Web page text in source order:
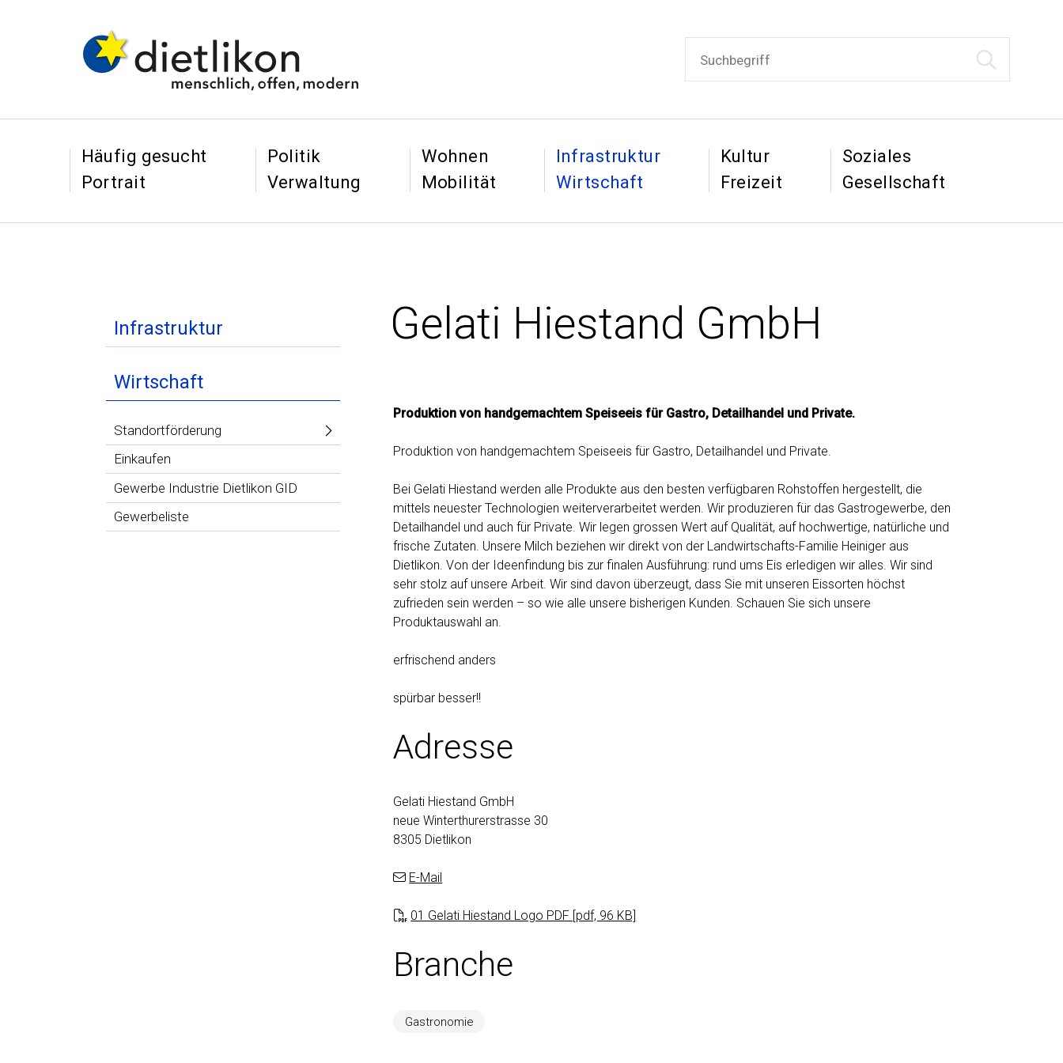
Navigieren in Dietlikon
Schnellnavigation
Suche starten
Hauptnavigation
Häufig gesucht
Portrait
Politik
Verwaltung
Wohnen
Mobilität
Infrastruktur&
Wirtschaft
Kultur&
Freizeit
Soziales
Gesellschaft
Inhaltsnavigation:
Infrastruktur
Wirtschaft
Standortförderung
Einkaufen
Gewerbe Industrie Dietlikon GID
Gewerbeliste
Gelati Hiestand GmbH
Produktion von handgemachtem Speiseeis für Gastro, Detailhandel und Private.
Produktion von handgemachtem Speiseeis für Gastro, Detailhandel und Private.
Bei Gelati Hiestand werden alle Produkte aus den besten verfügbaren Rohstoffen hergestellt, die
mittels neuester Technologien weiterverarbeitet werden. Wir produzieren für das Gastrogewerbe, den
Detailhandel und auch für Private. Wir legen grossen Wert auf Qualität, auf hochwertige, natürliche und
frische Zutaten. Unsere Milch beziehen wir direkt von der Landwirtschafts-Familie Heiniger aus
Dietlikon. Von der Ideenfindung bis zur finalen Ausführung: rund ums Eis erledigen wir alles. Wir sind
sehr stolz auf unsere Arbeit. Wir sind davon überzeugt, dass Sie mit unseren Eissorten höchst
zufrieden sein werden – so wie alle unsere bisherigen Kunden. Schauen Sie sich unsere
Produktauswahl an.
erfrischend anders
spürbar besser!!
Adresse
Gelati Hiestand GmbH
neue Winterthurerstrasse 30
8305 Dietlikon
E-Mail
01 Gelati Hiestand Logo PDF [pdf, 96 KB]
Branche
Gastronomie